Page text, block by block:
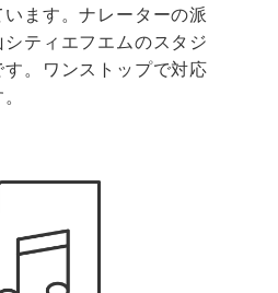
ます。ナレーターの派
ティエフエムのスタジ
。ワンストップで対応